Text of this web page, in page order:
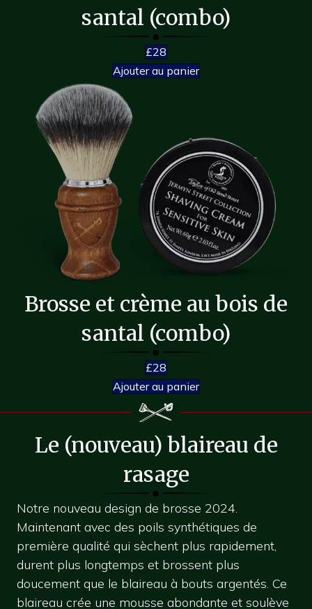
santal (combo)
£28
Ajouter au panier
Brosse et crème au bois de
santal (combo)
£28
Ajouter au panier
Le (nouveau) blaireau de
rasage
Notre nouveau design de brosse 2024.
Maintenant avec des poils synthétiques de
première qualité qui sèchent plus rapidement,
durent plus longtemps et brossent plus
doucement que le blaireau à bouts argentés. Ce
blaireau crée une mousse abondante et soulève